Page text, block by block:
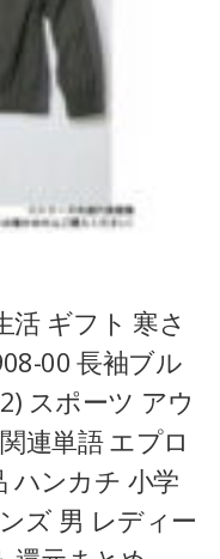
活 ギフト 寒さ
00 長袖ブル
スポーツ アウ
連単語 エプロ
ハンカチ 小学
ズ 男 レディー